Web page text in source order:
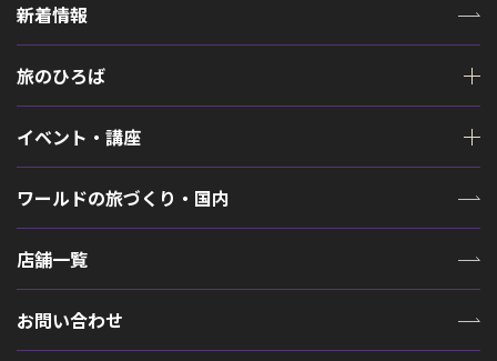
新着情報
旅のひろば
イベント・講座
ワールドの旅づくり・国内
店舗一覧
お問い合わせ